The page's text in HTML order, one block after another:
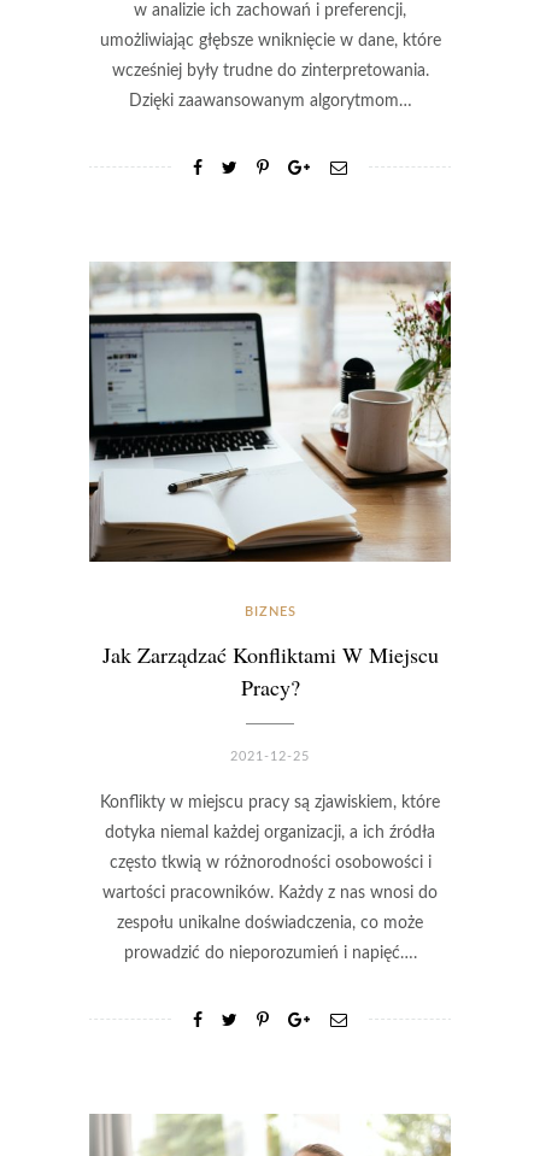
w analizie ich zachowań i preferencji,
umożliwiając głębsze wniknięcie w dane, które
wcześniej były trudne do zinterpretowania.
Dzięki zaawansowanym algorytmom…
BIZNES
Jak Zarządzać Konfliktami W Miejscu
Pracy?
2021-12-25
Konflikty w miejscu pracy są zjawiskiem, które
dotyka niemal każdej organizacji, a ich źródła
często tkwią w różnorodności osobowości i
wartości pracowników. Każdy z nas wnosi do
zespołu unikalne doświadczenia, co może
prowadzić do nieporozumień i napięć….